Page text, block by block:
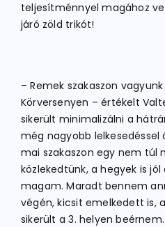
teljesítménnyel magához
járó zöld trikót!
– Remek szakaszon
Körversenyen – értékelt
sikerült minimalizálni a
még nagyobb lelkesedéssel
mai szakaszon egy nem túl
közlekedtünk, a hegyek is
magam. Maradt bennem
végén, kicsit emelkedett is,
sikerült a 3. helyen